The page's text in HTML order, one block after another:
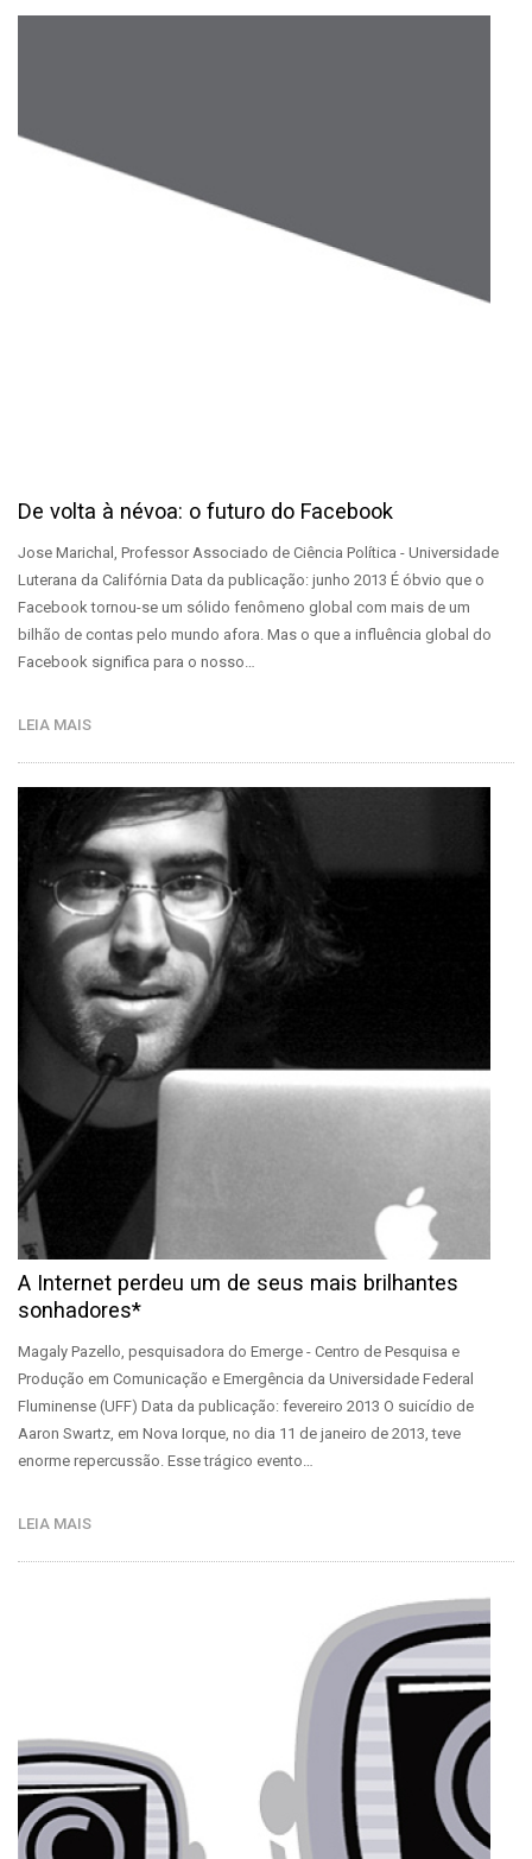
De volta à névoa: o futuro do Facebook
Jose Marichal, Professor Associado de Ciência Política - Universidade
Luterana da Califórnia Data da publicação: junho 2013 É óbvio que o
Facebook tornou-se um sólido fenômeno global com mais de um
bilhão de contas pelo mundo afora. Mas o que a influência global do
Facebook significa para o nosso…
LEIA MAIS
A Internet perdeu um de seus mais brilhantes
sonhadores*
Magaly Pazello, pesquisadora do Emerge - Centro de Pesquisa e
Produção em Comunicação e Emergência da Universidade Federal
Fluminense (UFF) Data da publicação: fevereiro 2013 O suicídio de
Aaron Swartz, em Nova Iorque, no dia 11 de janeiro de 2013, teve
enorme repercussão. Esse trágico evento…
LEIA MAIS